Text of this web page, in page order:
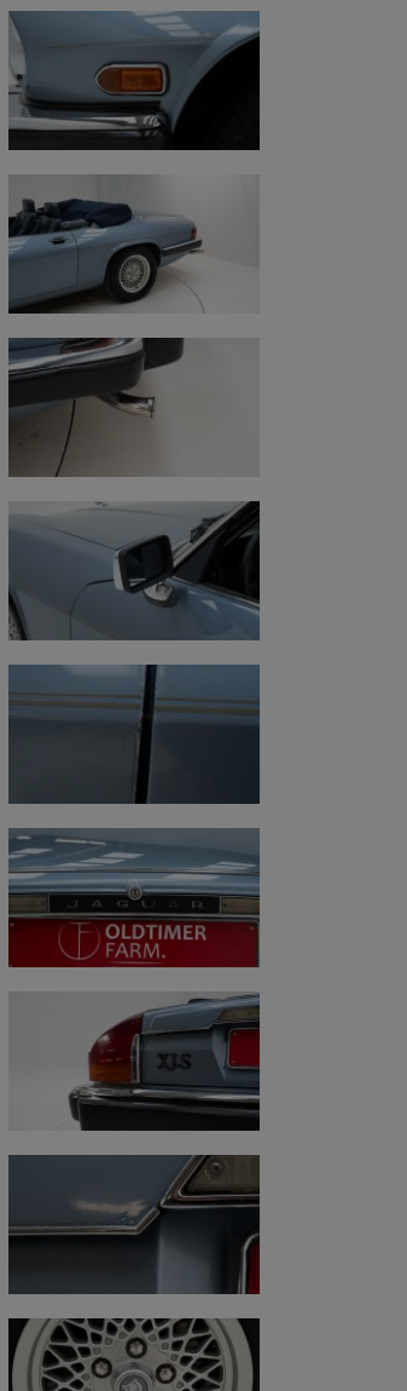
ancora alcuni anni
il tubo freno anteriore
riscaldamento e
Oldtimerfarm,
info@oldtimerfarm.be
38.
miles)